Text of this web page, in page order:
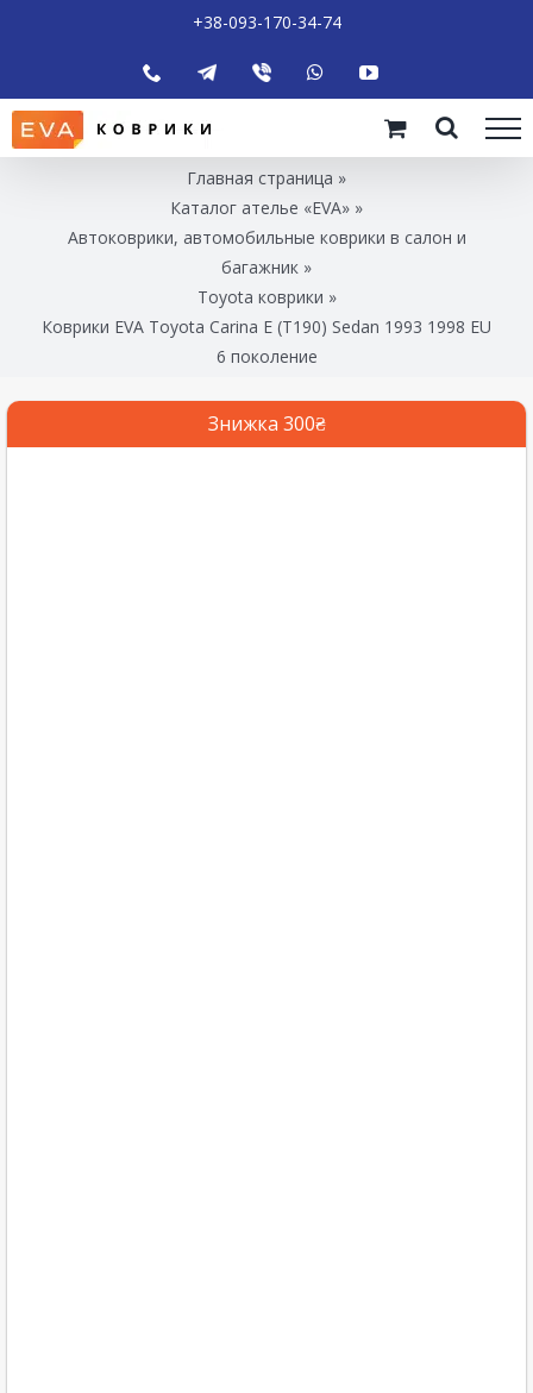
+38-093-170-34-74
Главная страница »
Каталог ателье «EVA» »
Автоковрики, автомобильные коврики в салон и
багажник »
Toyota коврики »
Коврики EVA Toyota Carina E (T190) Sedan 1993 1998 EU
6 поколение
Знижка 300₴